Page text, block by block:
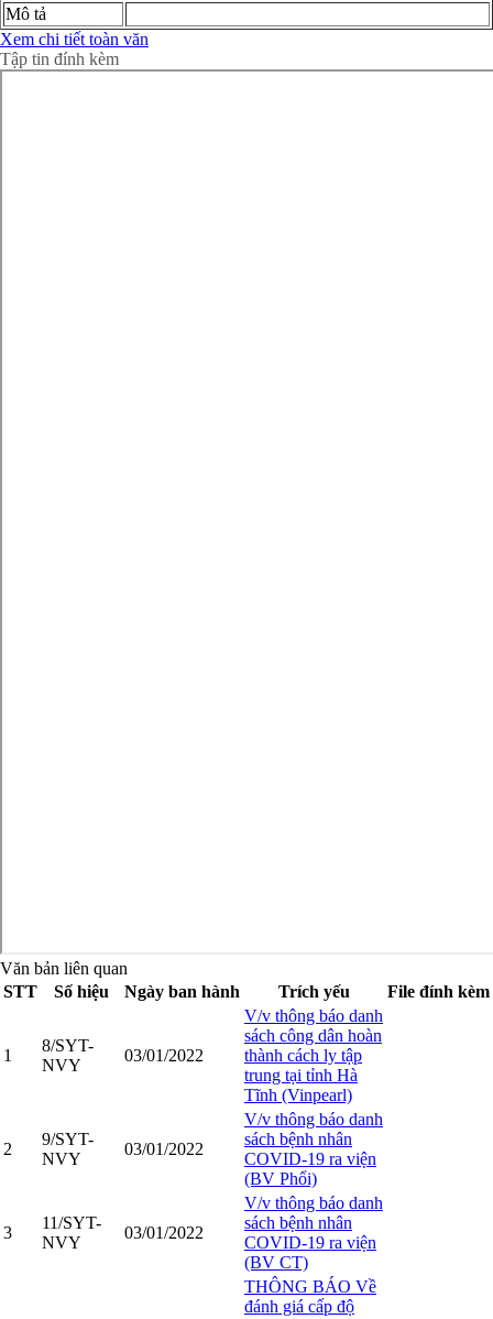
Mô tả
Xem chi tiết toàn văn
Tập tin đính kèm
Văn bản liên quan
STT
Số hiệu Ngày ban hành Trích yếu File đính kèm
1
8/SYT-
NVY
03/01/2022
V/v thông báo danh
sách công dân hoàn
thành cách ly tập
trung tại tỉnh Hà
Tĩnh (Vinpearl)
2
9/SYT-
NVY
03/01/2022
V/v thông báo danh
sách bệnh nhân
COVID-19 ra viện
(BV Phổi)
3
11/SYT-
NVY
03/01/2022
V/v thông báo danh
sách bệnh nhân
COVID-19 ra viện
(BV CT)
THÔNG BÁO Về
đánh giá cấp độ